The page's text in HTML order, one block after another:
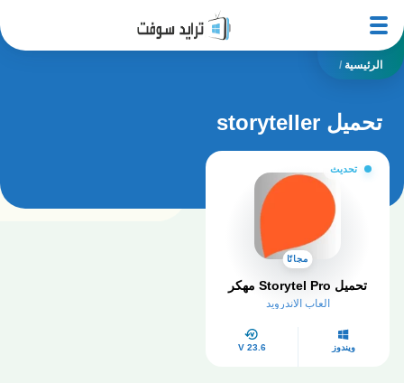
الرئيسية /
تحميل storyteller
تحديث
مجانًا
تحميل Storytel Pro مهكر
العاب الاندرويد
ويندوز V 23.6